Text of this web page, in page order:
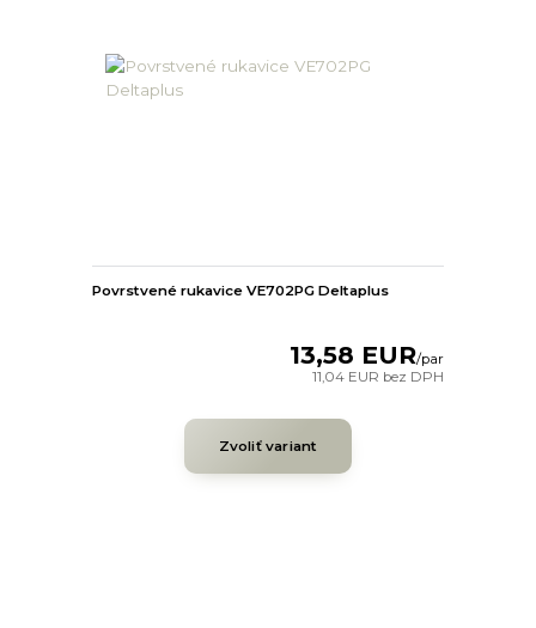
Povrstvené rukavice VE702PG Deltaplus
13,58 EUR/par
11,04 EUR bez DPH
Zvoliť variant